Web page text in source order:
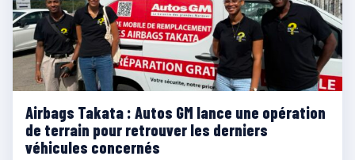
Airbags Takata : Autos GM lance une opération
de terrain pour retrouver les derniers
véhicules concernés